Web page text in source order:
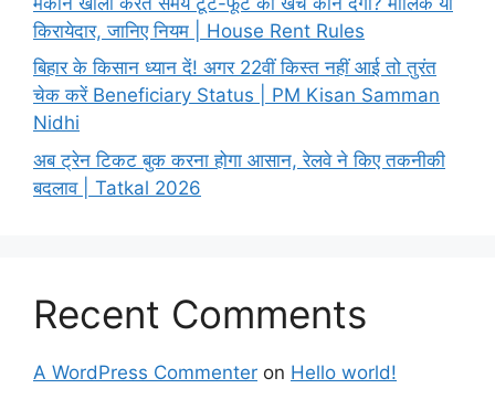
किरायेदार, जानिए नियम | House Rent Rules
बिहार के किसान ध्यान दें! अगर 22वीं किस्त नहीं आई तो तुरंत
चेक करें Beneficiary Status | PM Kisan Samman
Nidhi
अब ट्रेन टिकट बुक करना होगा आसान, रेलवे ने किए तकनीकी
बदलाव | Tatkal 2026
Recent Comments
A WordPress Commenter on Hello world!